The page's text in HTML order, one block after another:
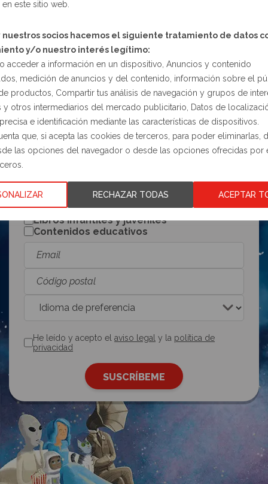
este sitio web.
nuestros socios hacemos el siguiente tratamiento de datos
y/o nuestro interés legítimo:
acceder a información en un dispositivo, Anuncios y contenido
medición de anuncios y del contenido, información sobre el
productos, Compartir tus análisis de navegación y grupos de
y otros intermediarios del mercado publicitario, Datos de
e identificación mediante las características de dispositivos.
que, si acepta las cookies de terceros, para poder eliminarlas,
las opciones del navegador o desde las opciones ofrecidas por
RECHAZAR TODAS ACEPTAR
¿Quieres recibir nuestras
electrónico?
Libros infantiles y juveniles
Contenidos educativos
He leído y acepto elaviso legal y la política de
privacidad